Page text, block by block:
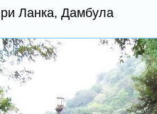
Ланка, Дамбула